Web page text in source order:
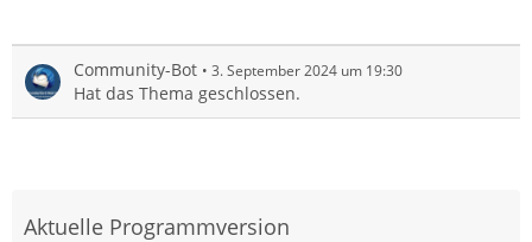
Community-Bot 3. September 2024 um 19:30
Hat das Thema geschlossen.
Aktuelle Programmversion